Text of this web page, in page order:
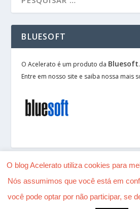
BLUESOFT
O Acelerato é um produto da Bluesoft.
Entre em nosso site e saiba nossa mais
Desenhado porElegant Themes
O blog Acelerato utiliza cookies para
Nós assumimos que você está em
você pode optar por não participar, se